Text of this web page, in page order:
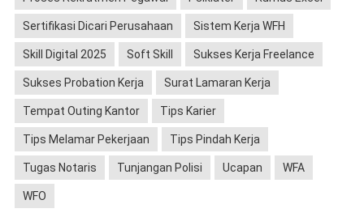
Sertifikasi Dicari Perusahaan Sistem Kerja WFH
Skill Digital 2025 Soft Skill Sukses Kerja Freelance
Sukses Probation Kerja Surat Lamaran Kerja
Tempat Outing Kantor Tips Karier
Tips Melamar Pekerjaan Tips Pindah Kerja
Tugas Notaris Tunjangan Polisi Ucapan WFA
WFO